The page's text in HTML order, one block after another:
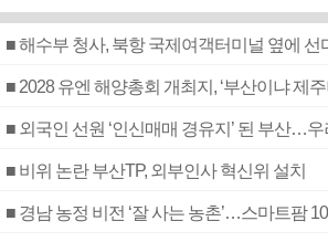
■ 해수부 청사, 북항 국제여객터미널 옆에 선
■ 2028 유엔 해양총회 개최지, ‘부산이냐 제주
■ 외국인 선원 ‘인신매매 경유지’ 된 부산…
■ 비위 논란 부산TP, 외부인사 혁신위 설치
■ 경남 농정 비전 ‘잘 사는 농촌’…스마트팜